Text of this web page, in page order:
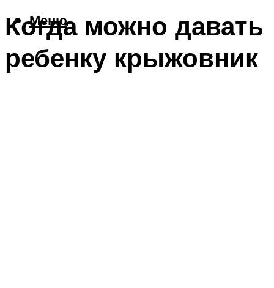
Меню
Когда можно давать
ребенку крыжовник